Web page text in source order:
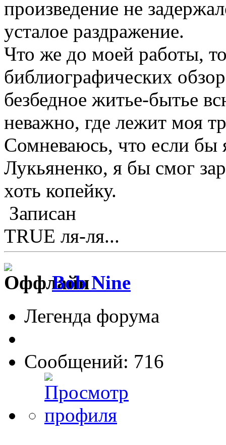
произведение не
усталое раздражение.
Что же до моей работы,
библиографических
безбедное житье-бытье
неважно, где лежит моя
Сомневаюсь, что если бы
Лукьяненко, я бы смог
хоть копейку.
Записан
TRUE ля-ля...
Bob Nine
Легенда форума
Сообщений: 716